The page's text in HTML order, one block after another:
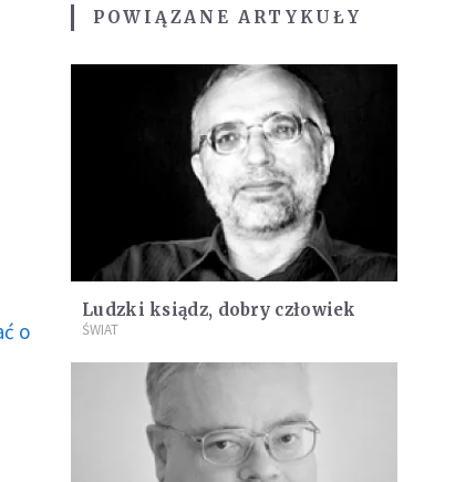
o
POWIĄZANE ARTYKUŁY
Ludzki ksiądz, dobry człowiek
ŚWIAT